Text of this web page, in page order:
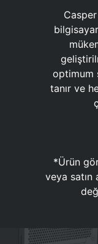
optimum
tanır ve
*Ürün
veya satın